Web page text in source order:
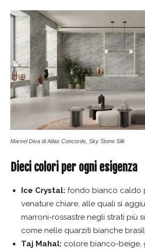
Marvel Diva di Atlas Concorde, Sky Stone Silk
Dieci colori per ogni esigenza
Ice Crystal: fondo bianco caldo
venature chiare, alle quali si
marroni-rossastre negli strati più
come nelle quarziti bianche
Taj Mahal: colore bianco-beige,